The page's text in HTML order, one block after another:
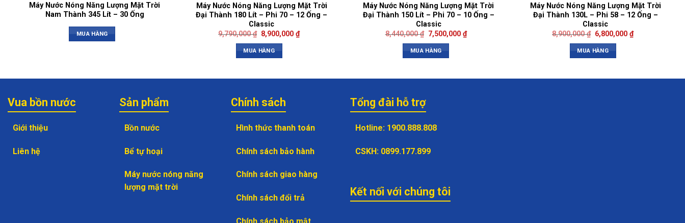
Máy Nước Nóng Năng Lượng Mặt Trời
Nam Thành 345 Lít – 30 Ống
MUA HÀNG
Máy Nước Nóng Năng Lượng Mặt Trời
Đại Thành 180 Lít – Phi 70 – 12 Ống –
Classic
9,790,000₫ 8,900,000₫
MUA HÀNG
Máy Nước Nóng Năng Lượng Mặt Trời
Đại Thành 150 Lít – Phi 70 – 10 Ống –
Classic
8,440,000₫ 7,500,000 ₫
MUA HÀNG
Máy Nước Nóng Năng Lượng Mặt Trời
Đại Thành 130L – Phi 58 – 12 Ống –
Classic
8,900,000₫ 6,800,000₫
MUA HÀNG
Vua bồn nước
Giới thiệu
Liên hệ
Sản phẩm
Bồn nước
Bể tự hoại
Máy nước nóng năng
lượng mặt trời
Chính sách
Hình thức thanh toán
Chính sách bảo hành
Chính sách giao hàng
Chính sách đổi trả
Tổng đài hỗ trợ
Hotline: 1900.888.808
CSKH: 0899.177.899
Kết nối với chúng tôi